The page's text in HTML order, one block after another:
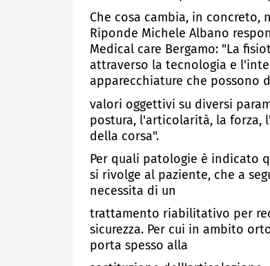
Che cosa cambia, in
Riponde Michele Albano
Medical care Bergamo: "La
attraverso la tecnologia e
apparecchiature che possono
valori oggettivi su diversi
postura, l'articolarità, la forza,
della corsa".
Per quali patologie è indicato
si rivolge al paziente, che a
necessita di un
trattamento riabilitativo per
sicurezza. Per cui in ambito
porta spesso alla